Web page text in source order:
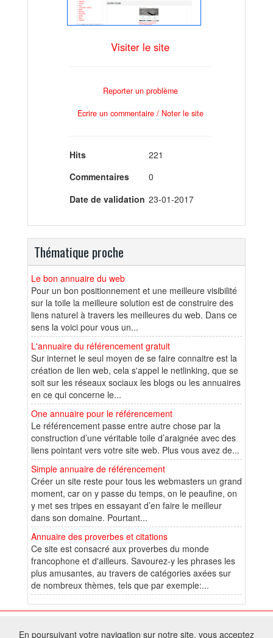
Visiter le site
Reporter un problème
Ecrire un commentaire / Noter le site
Hits
221
Commentaires
0
Date de validation 23-01-2017
Thématique proche
Le bon annuaire du web
Pour un bon positionnement et une meilleure visibilité
sur la toile la meilleure solution est de construire des
liens naturel à travers les meilleures du web. Dans ce
sens la voici pour vous un...
L'annuaire du référencement gratuit
Sur internet le seul moyen de se faire connaitre est la
création de lien web, cela s'appel le netlinking, que se
soit sur les réseaux sociaux les blogs ou les annuaires
en ce qui concerne le...
One annuaire pour le référencement
Le référencement passe entre autre chose par la
construction d’une véritable toile d’araignée avec des
liens pointant vers votre site web. Plus vous avez de...
Simple annuaire de référencement
Créer un site reste pour tous les webmasters un grand
moment, car on y passe du temps, on le peaufine, on
y met ses tripes en essayant d’en faire le meilleur
dans son domaine. Pourtant...
Annuaire des proverbes et citations
Ce site est consacré aux proverbes du monde
francophone et d'ailleurs. Savourez-y les phrases les
plus amusantes, au travers de catégories axées sur
de nombreux thèmes, tels que par exemple:...
En poursuivant votre navigation sur notre site, vous acceptez